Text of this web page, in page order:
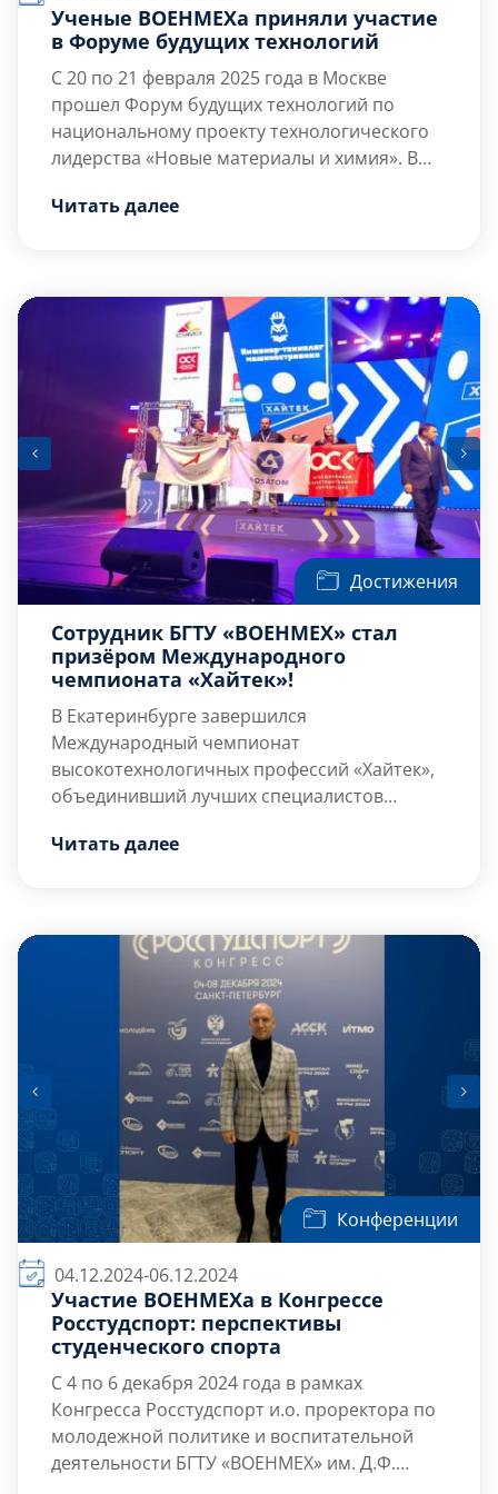
Ученые ВОЕНМЕХа приняли участие
в Форуме будущих технологий
С 20 по 21 февраля 2025 года в Москве
прошел Форум будущих технологий по
национальному проекту технологического
лидерства «Новые материалы и химия». В
молодые ученые БГТУ «ВОЕНМЕХ» им. Д.Ф.
кафедры Е4;
— Расулов Зайнодин Нурмагомедович, к.т.н.,
доцент кафедры Е4;
— Кононов Кирилл Иванович, ассистент
кафедры Е2. […]
Читать далее
Достижения
Сотрудник БГТУ «ВОЕНМЕХ» стал
призёром Международного
чемпионата «Хайтек»!
В Екатеринбурге завершился
Международный чемпионат
высокотехнологичных профессий «Хайтек»,
объединивший лучших специалистов
ассистент кафедры Е7 БГТУ «ВОЕНМЕХ» им.
компетенции «Инженер по расчету
прочности».
экспертов и организаторов из 14
Читать далее
Конференции
04.12.2024-06.12.2024
Участие ВОЕНМЕХа в Конгрессе
Росстудспорт: перспективы
студенческого спорта
С 4 по 6 декабря 2024 года в рамках
Конгресса Росстудспорт и.о. проректора по
молодежной политике и воспитательной
деятельности БГТУ «ВОЕНМЕХ» им. Д.Ф.